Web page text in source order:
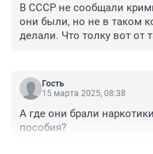
В СССР не сообщали
они были, но не в таком
делали. Что толку вот от
вообще в большом
примерах из СМИ.
Гость
15 марта 2025, 08:38
А где они брали
пособия?